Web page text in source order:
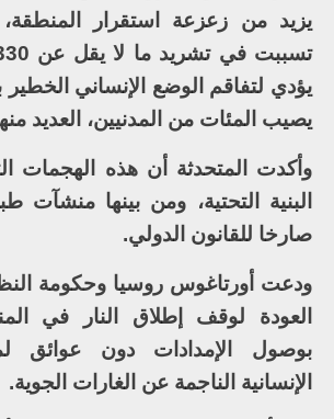
يزيد من زعزعة استقرار المنطقة،
يؤدي لتفاقم الوضع الإنساني الخطير
يصيب المئات من المدنيين، العديد
وأكدت المتحدثة أن هذه الهجمات
البنية التحتية، ومن بينها منشآت
صارخا للقانون الدولي.
ودعت أورتاغوس روسيا وحكومة
العودة لوقف إطلاق النار في
بوصول الإمدادات دون عوائق
الإنسانية الناجمة عن الغارات الجوية.